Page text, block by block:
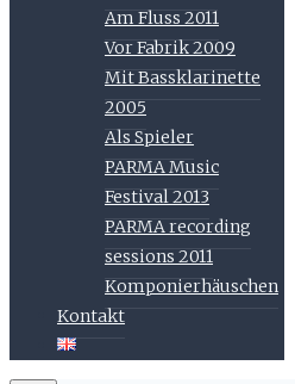
Am Fluss 2011
Vor Fabrik 2009
Mit Bassklarinette
2005
Als Spieler
PARMA Music
Festival 2013
PARMA recording
sessions 2011
Komponierhäuschen
Kontakt